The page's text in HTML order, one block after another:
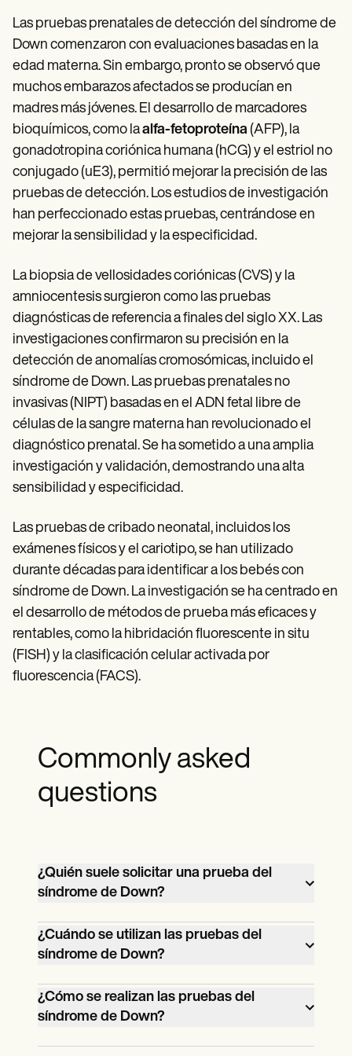
Las pruebas prenatales de detección del síndrome de
Down comenzaron con evaluaciones basadas en la
edad materna. Sin embargo, pronto se observó que
muchos embarazos afectados se producían en
madres más jóvenes. El desarrollo de marcadores
bioquímicos, como laalfa-fetoproteína (AFP), la
gonadotropina coriónica humana (hCG) y el estriol no
conjugado (uE3), permitió mejorar la precisión de las
pruebas de detección. Los estudios de investigación
han perfeccionado estas pruebas, centrándose en
mejorar la sensibilidad y la especificidad.
La biopsia de vellosidades coriónicas (CVS) y la
amniocentesis surgieron como las pruebas
diagnósticas de referencia a finales del siglo XX. Las
investigaciones confirmaron su precisión en la
detección de anomalías cromosómicas, incluido el
síndrome de Down. Las pruebas prenatales no
invasivas (NIPT) basadas en el ADN fetal libre de
células de la sangre materna han revolucionado el
diagnóstico prenatal. Se ha sometido a una amplia
investigación y validación, demostrando una alta
sensibilidad y especificidad.
Las pruebas de cribado neonatal, incluidos los
exámenes físicos y el cariotipo, se han utilizado
durante décadas para identificar a los bebés con
síndrome de Down. La investigación se ha centrado en
el desarrollo de métodos de prueba más eficaces y
rentables, como la hibridación fluorescente in situ
(FISH) y la clasificación celular activada por
fluorescencia (FACS).
Commonly asked
questions
¿Quién suele solicitar una prueba del
síndrome de Down?
Los futuros padres o los profesionales de
la salud suelen solicitar pruebas del
síndrome de Down durante la atención
prenatal.
¿Cuándo se utilizan las pruebas del
síndrome de Down?
Las pruebas del síndrome de Down se
utilizan durante el embarazo para evaluar
el riesgo de que el feto tenga síndrome
de Down. También pueden utilizarse
¿Cómo se realizan las pruebas del
síndrome de Down?
Las pruebas del síndrome de Down